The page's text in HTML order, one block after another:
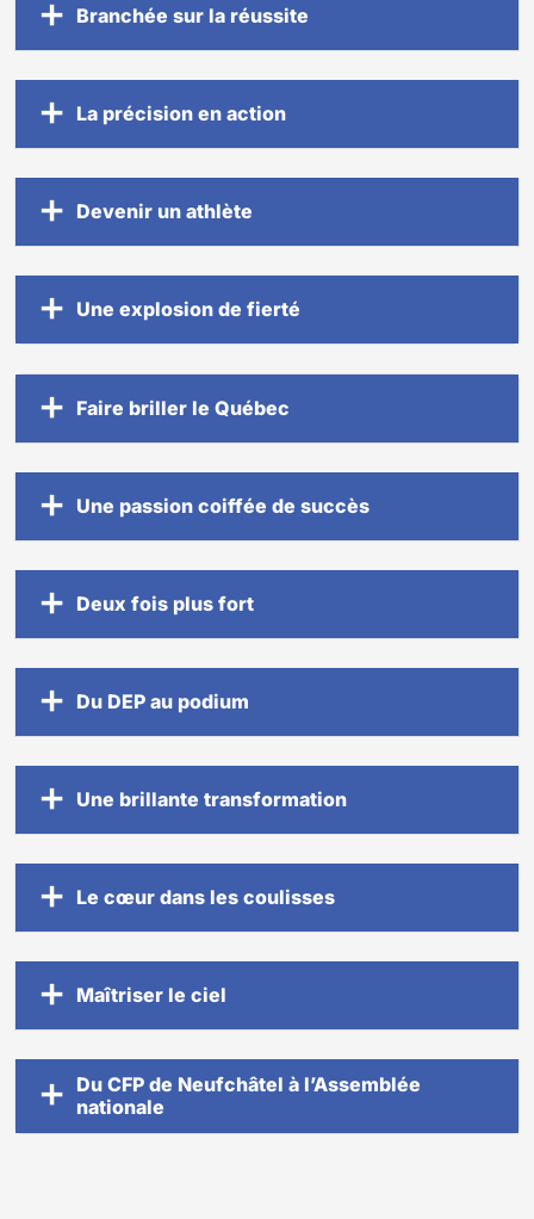
Branchée sur la réussite
La précision en action
Devenir un athlète
Une explosion de fierté
Faire briller le Québec
Une passion coiffée de succès
Deux fois plus fort
Du DEP au podium
Une brillante transformation
Le cœur dans les coulisses
Maîtriser le ciel
Du CFP de Neufchâtel à l’Assemblée
nationale